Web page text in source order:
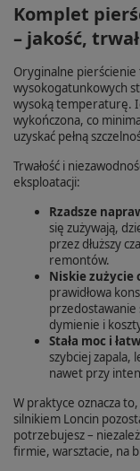
Komplet
– jakość,
Oryginalne pierścienie
wysokogatunkowych
wysoką temperaturę.
wykończona, co
uzyskać pełną
Trwałość i
eksploatacji:
Rzadsze
się zużywają,
przez dłuższy
remontów.
Niskie zużycie
prawidłowa
przedostawanie
dymienie i
Stała moc i
szybciej zapala,
nawet przy
W praktyce oznacza
silnikiem Loncin
potrzebujesz –
firmie, warsztacie, na